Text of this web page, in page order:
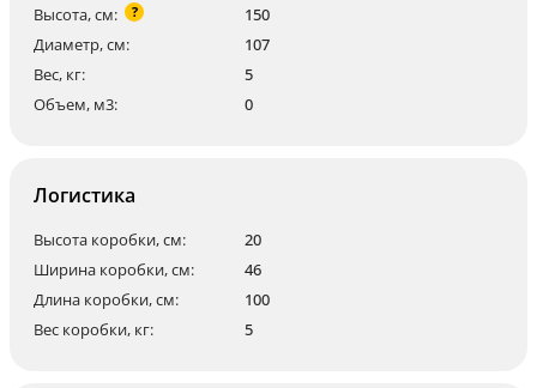
Высота, см: ?
150
Диаметр, см:
107
Вес, кг:
5
Объем, м3:
0
Логистика
Высота коробки, см:
20
Ширина коробки, см:
46
Длина коробки, см:
100
Вес коробки, кг:
5